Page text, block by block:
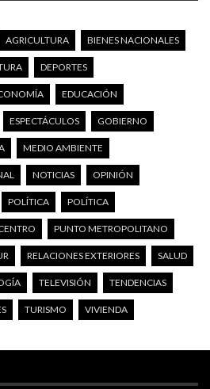
AGRICULTURA BIENES NACIONALES
DEPORTES
EDUCACIÓN
ESPECTÁCULOS GOBIERNO
MEDIO AMBIENTE
NOTICIAS OPINIÓN
POLÍTICA POLÍTICA
PUNTO METROPOLITANO
RELACIONES EXTERIORES SALUD
TELEVISIÓN TENDENCIAS
TURISMO VIVIENDA